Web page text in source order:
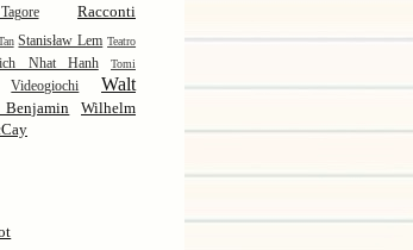
Racconti
Stanisław Lem Teatro
Nhat Hanh
Tomi
Videogiochi
Walt
Wilhelm